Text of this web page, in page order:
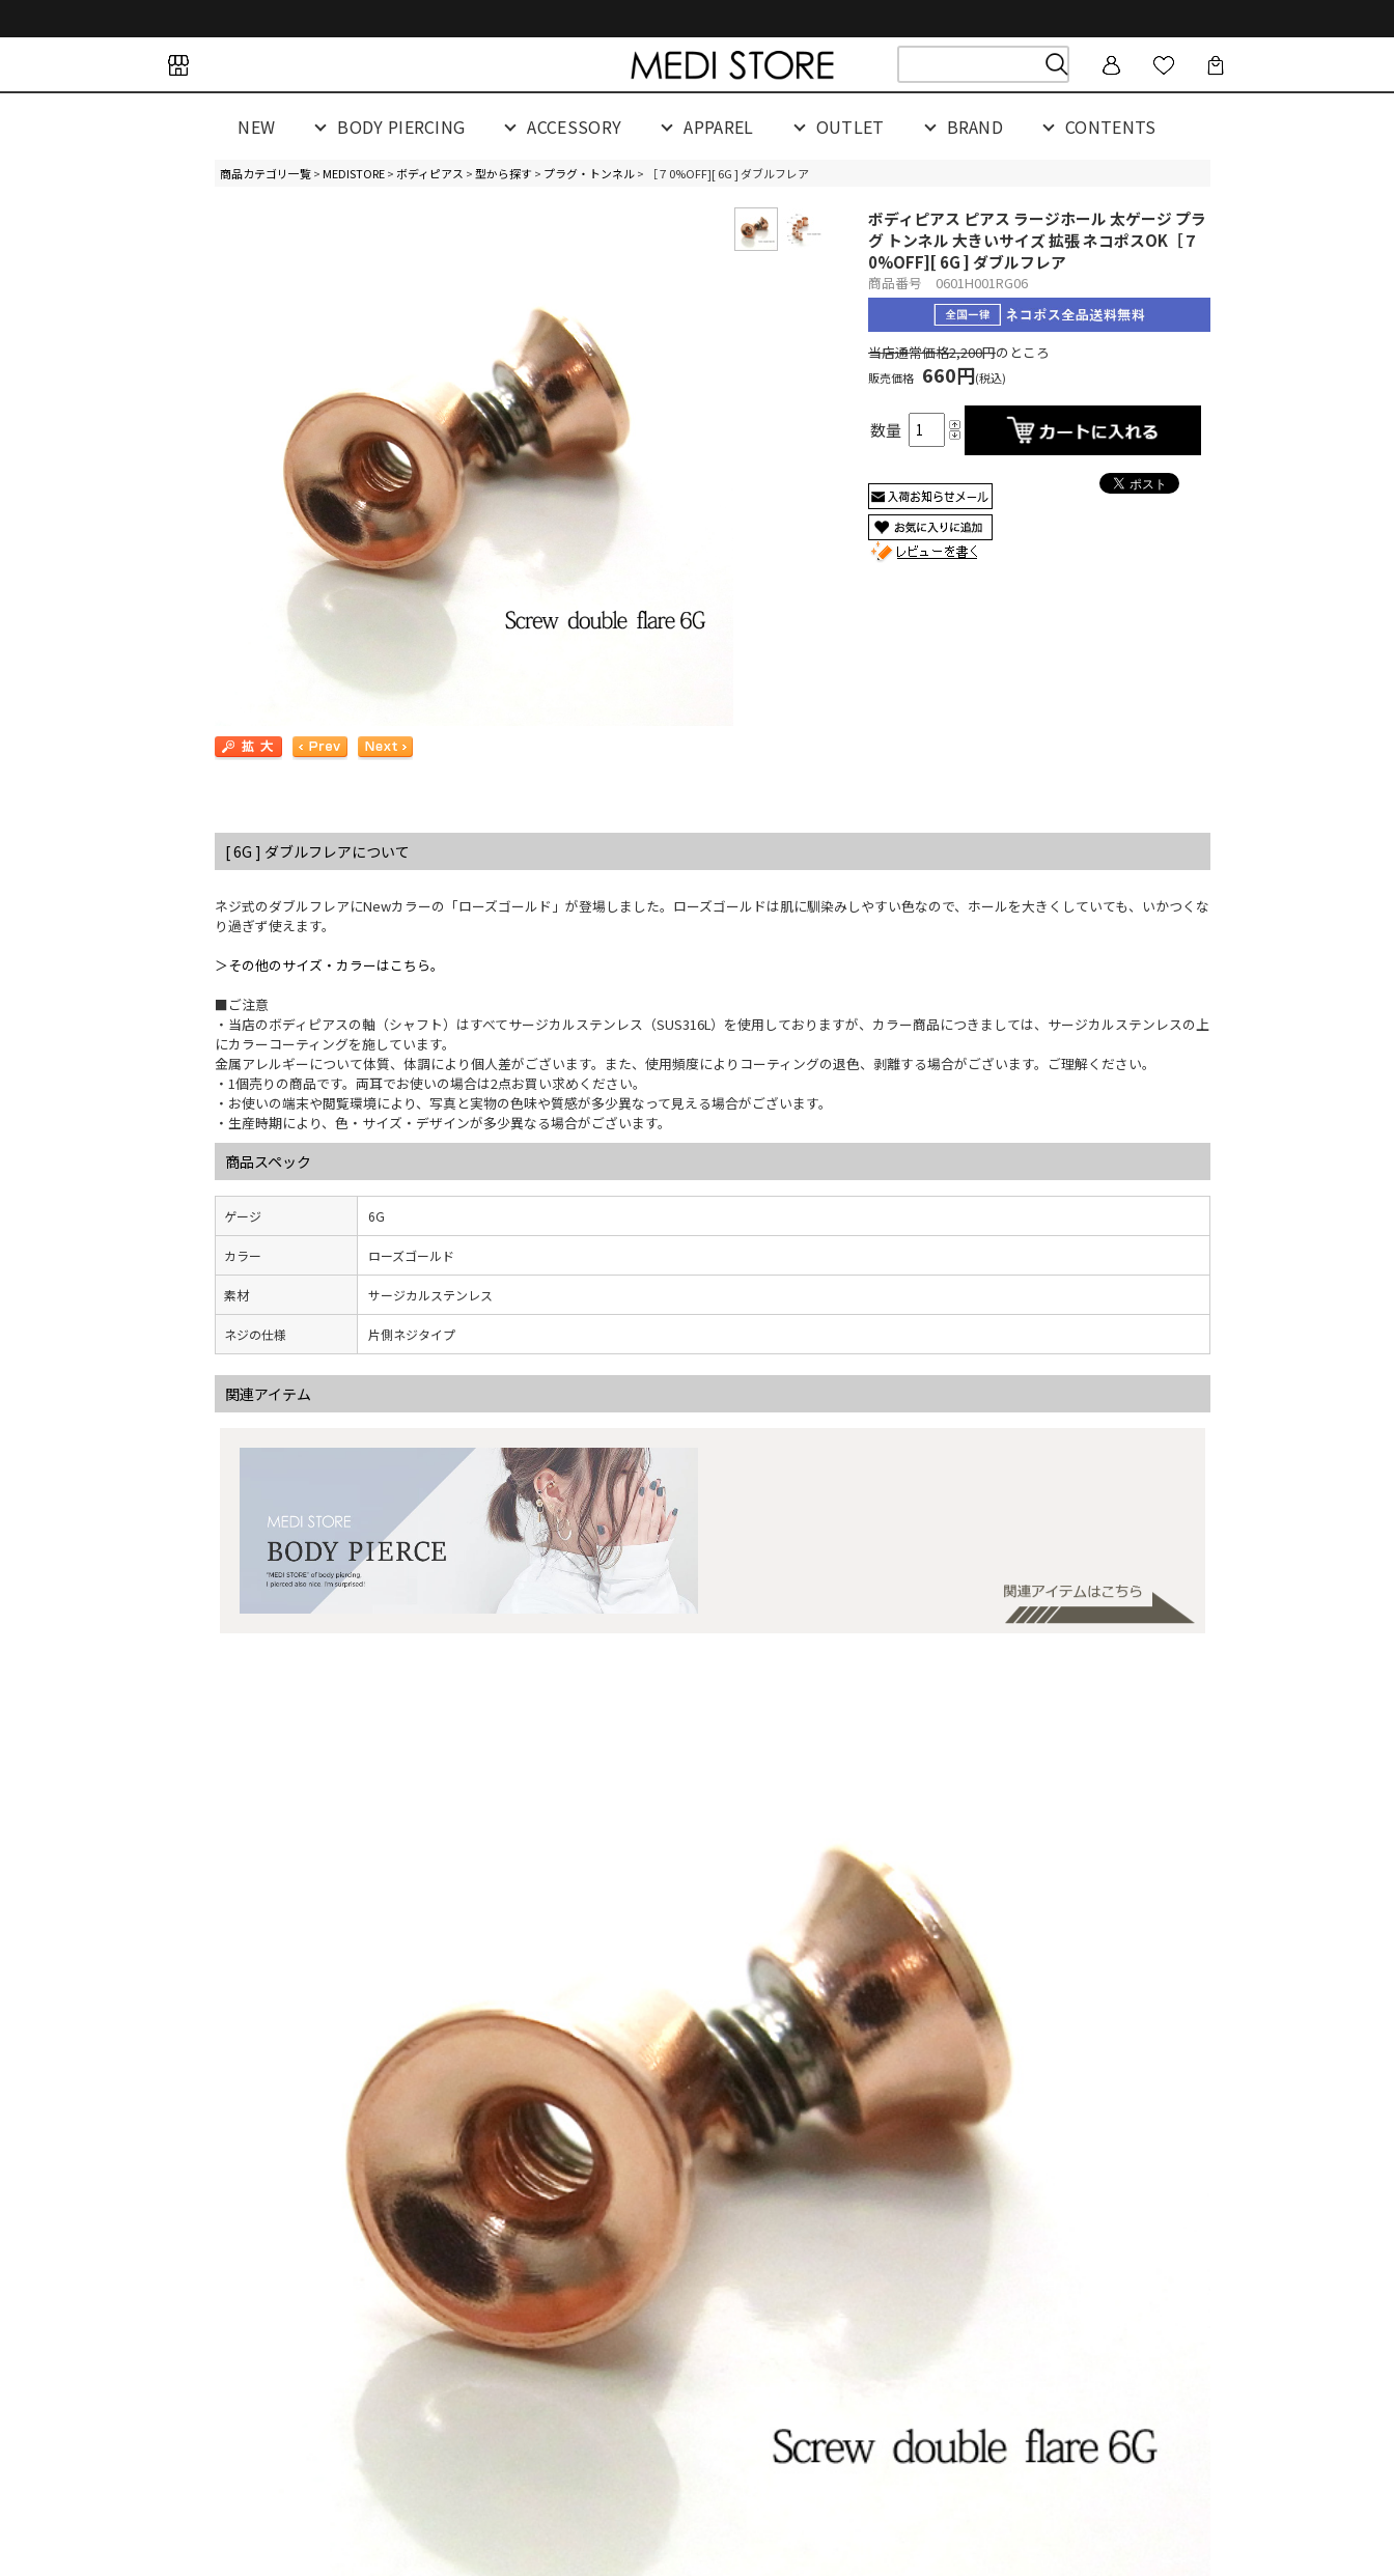
NEW BODY PIERCING ACCESSORY APPAREL OUTLET BRAND CONTENTS
商品カテゴリ一覧>MEDISTORE> ボディピアス >型から探す > プラグ・トンネル> ［７0%OFF][ 6G ] ダブルフレア
ボディピアス ピアス ラージホール 太ゲージ プラ
グ トンネル 大きいサイズ 拡張 ネコポスOK ［７
0%OFF][ 6G ] ダブルフレア
商品番号 0601H001RG06
当店通常価格2,200円のところ
販売価格 660円(税込)
数量
[ 6G ] ダブルフレアについて
ネジ式のダブルフレアにNewカラーの「ローズゴールド」が登場しました。ローズゴールドは肌に馴染みしやすい色なので、ホールを大きくしていても、いかつくな
り過ぎず使えます。
＞その他のサイズ・カラーはこちら。
■ご注意
・当店のボディピアスの軸（シャフト）はすべてサージカルステンレス（SUS316L）を使用しておりますが、カラー商品につきましては、サージカルステンレスの上
にカラーコーティングを施しています。
金属アレルギーについて体質、体調により個人差がございます。また、使用頻度によりコーティングの退色、剥離する場合がございます。ご理解ください。
・1個売りの商品です。両耳でお使いの場合は2点お買い求めください。
・お使いの端末や閲覧環境により、写真と実物の色味や質感が多少異なって見える場合がございます。
・生産時期により、色・サイズ・デザインが多少異なる場合がございます。
商品スペック
ゲージ 6G
カラー ローズゴールド
素材 サージカルステンレス
ネジの仕様 片側ネジタイプ
関連アイテム